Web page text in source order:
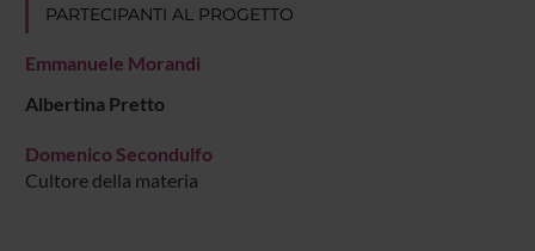
PARTECIPANTI AL PROGETTO
Emmanuele Morandi
Albertina Pretto
Domenico Secondulfo
Cultore della materia